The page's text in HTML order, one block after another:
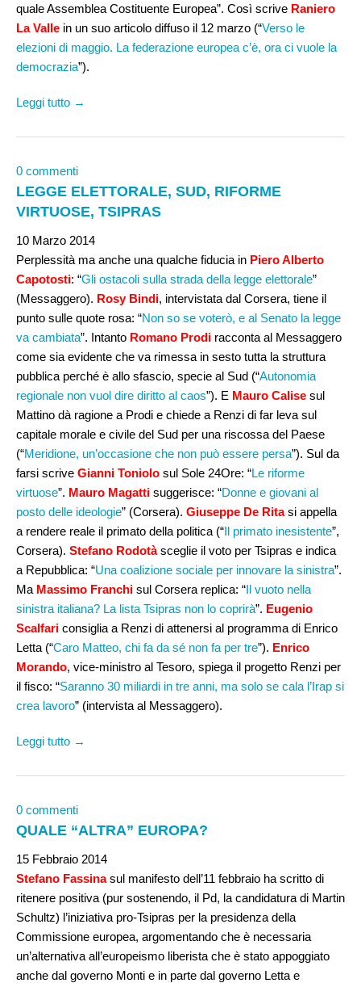
quale Assemblea Costituente Europea”. Così scrive Raniero
La Valle in un suo articolo diffuso il 12 marzo (“Verso le
elezioni di maggio. La federazione europea c’è, ora ci vuole la
democrazia”).
Leggi tutto →
0 commenti
LEGGE ELETTORALE, SUD, RIFORME
VIRTUOSE, TSIPRAS
10 Marzo 2014
Perplessità ma anche una qualche fiducia in Piero Alberto
Capotosti: “Gli ostacoli sulla strada della legge elettorale”
(Messaggero). Rosy Bindi, intervistata dal Corsera, tiene il
punto sulle quote rosa: “Non so se voterò, e al Senato la legge
va cambiata”. Intanto Romano Prodi racconta al Messaggero
come sia evidente che va rimessa in sesto tutta la struttura
pubblica perché è allo sfascio, specie al Sud (“Autonomia
regionale non vuol dire diritto al caos”). E Mauro Calise sul
Mattino dà ragione a Prodi e chiede a Renzi di far leva sul
capitale morale e civile del Sud per una riscossa del Paese
(“Meridione, un’occasione che non può essere persa”). Sul da
farsi scrive Gianni Toniolo sul Sole 24Ore: “Le riforme
virtuose”. Mauro Magatti suggerisce: “Donne e giovani al
posto delle ideologie” (Corsera). Giuseppe De Ritasi appella
a rendere reale il primato della politica (“Il primato inesistente”,
Corsera). Stefano Rodotàsceglie il voto per Tsipras e indica
a Repubblica: “Una coalizione sociale per innovare la sinistra”.
Ma Massimo Franchi sul Corsera replica: “Il vuoto nella
sinistra italiana? La lista Tsipras non lo coprirà”. Eugenio
Scalfari consiglia a Renzi di attenersi al programma di Enrico
Letta (“Caro Matteo, chi fa da sé non fa per tre”). Enrico
Morando, vice-ministro al Tesoro, spiega il progetto Renzi per
il fisco: “Saranno 30 miliardi in tre anni, ma solo se cala l’Irap si
crea lavoro” (intervista al Messaggero).
Leggi tutto →
0 commenti
QUALE “ALTRA” EUROPA?
15 Febbraio 2014
Stefano Fassinasul manifesto dell’11 febbraio ha scritto di
ritenere positiva (pur sostenendo, il Pd, la candidatura di Martin
Schultz) l’iniziativa pro-Tsipras per la presidenza della
Commissione europea, argomentando che è necessaria
un’alternativa all’europeismo liberista che è stato appoggiato
anche dal governo Monti e in parte dal governo Letta e